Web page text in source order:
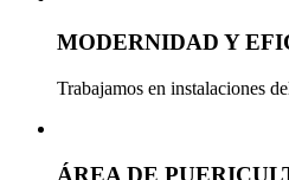
MODERNIDAD Y
Trabajamos en instalaciones
ÁREA DE